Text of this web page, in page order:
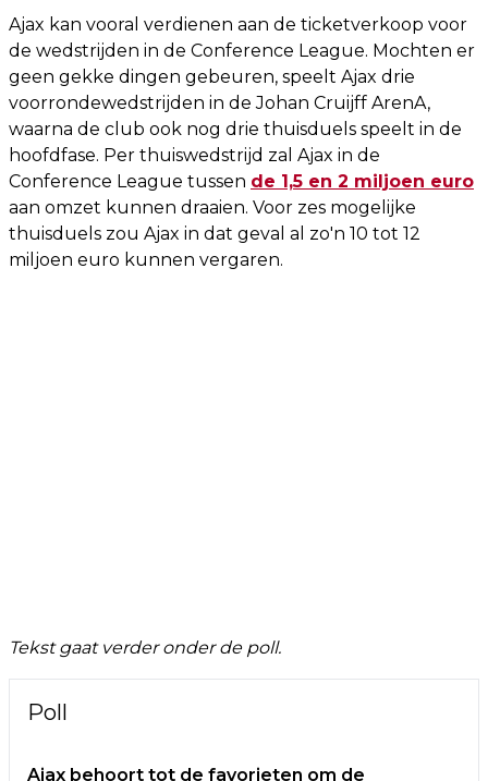
Ajax kan vooral verdienen aan de ticketverkoop voor
de wedstrijden in de Conference League. Mochten er
geen gekke dingen gebeuren, speelt Ajax drie
voorrondewedstrijden in de Johan Cruijff ArenA,
waarna de club ook nog drie thuisduels speelt in de
hoofdfase. Per thuiswedstrijd zal Ajax in de
Conference League tussen de 1,5 en 2 miljoen euro
aan omzet kunnen draaien. Voor zes mogelijke
thuisduels zou Ajax in dat geval al zo'n 10 tot 12
miljoen euro kunnen vergaren.
Tekst gaat verder onder de poll.
Poll
Ajax behoort tot de favorieten om de